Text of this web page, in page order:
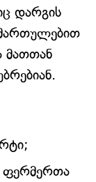
დარგის
მათთან
ფერმერთა